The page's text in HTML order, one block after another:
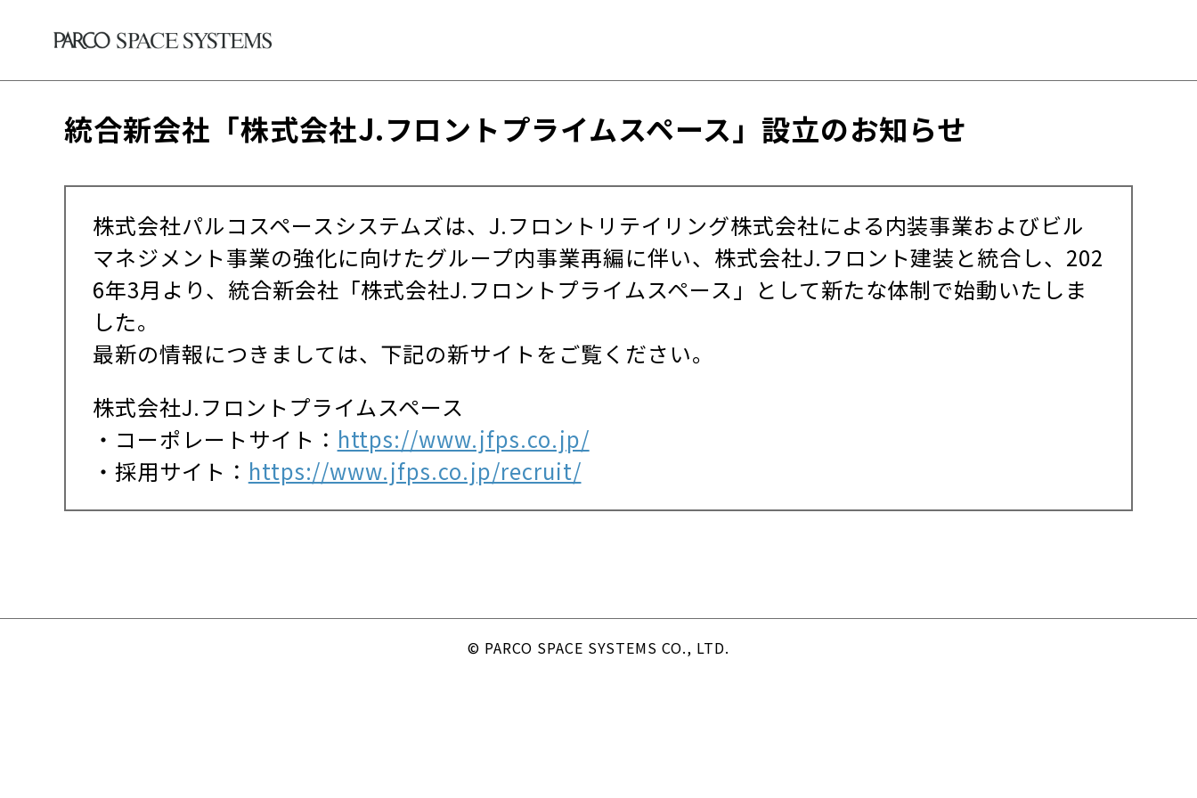
統合新会社「株式会社J.フロントプライムスペース」設立のお知らせ
株式会社パルコスペースシステムズは、J.フロントリテイリング株式会社による内装事業およびビル
マネジメント事業の強化に向けたグループ内事業再編に伴い、株式会社J.フロント建装と統合し、202
6年3月より、統合新会社「株式会社J.フロントプライムスペース」として新たな体制で始動いたしま
した。
最新の情報につきましては、下記の新サイトをご覧ください。
株式会社J.フロントプライムスペース
・コーポレートサイト： https://www.jfps.co.jp/
・採用サイト： https://www.jfps.co.jp/recruit/
© PARCO SPACE SYSTEMS CO., LTD.